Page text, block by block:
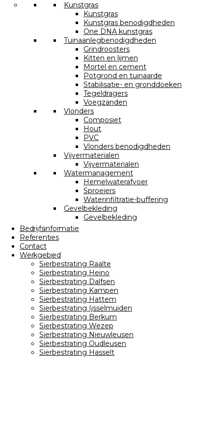
Kunstgras
Kunstgras
Kunstgras benodigdheden
One DNA kunstgras
Tuinaanlegbenodigdheden
Grindroosters
Kitten en lijmen
Mortel en cement
Potgrond en tuinaarde
Stabilisatie- en gronddoeken
Tegeldragers
Voegzanden
Vlonders
Composiet
Hout
PVC
Vlonders benodigdheden
Vijvermaterialen
Vijvermaterialen
Watermanagement
Hemelwaterafvoer
Sproeiers
Waterinfiltratie-buffering
Gevelbekleding
Gevelbekleding
Bedrijfsinformatie
Referenties
Contact
Werkgebied
Sierbestrating Raalte
Sierbestrating Heino
Sierbestrating Dalfsen
Sierbestrating Kampen
Sierbestrating Hattem
Sierbestrating Ijsselmuiden
Sierbestrating Berkum
Sierbestrating Wezep
Sierbestrating Nieuwleusen
Sierbestrating Oudleusen
Sierbestrating Hasselt